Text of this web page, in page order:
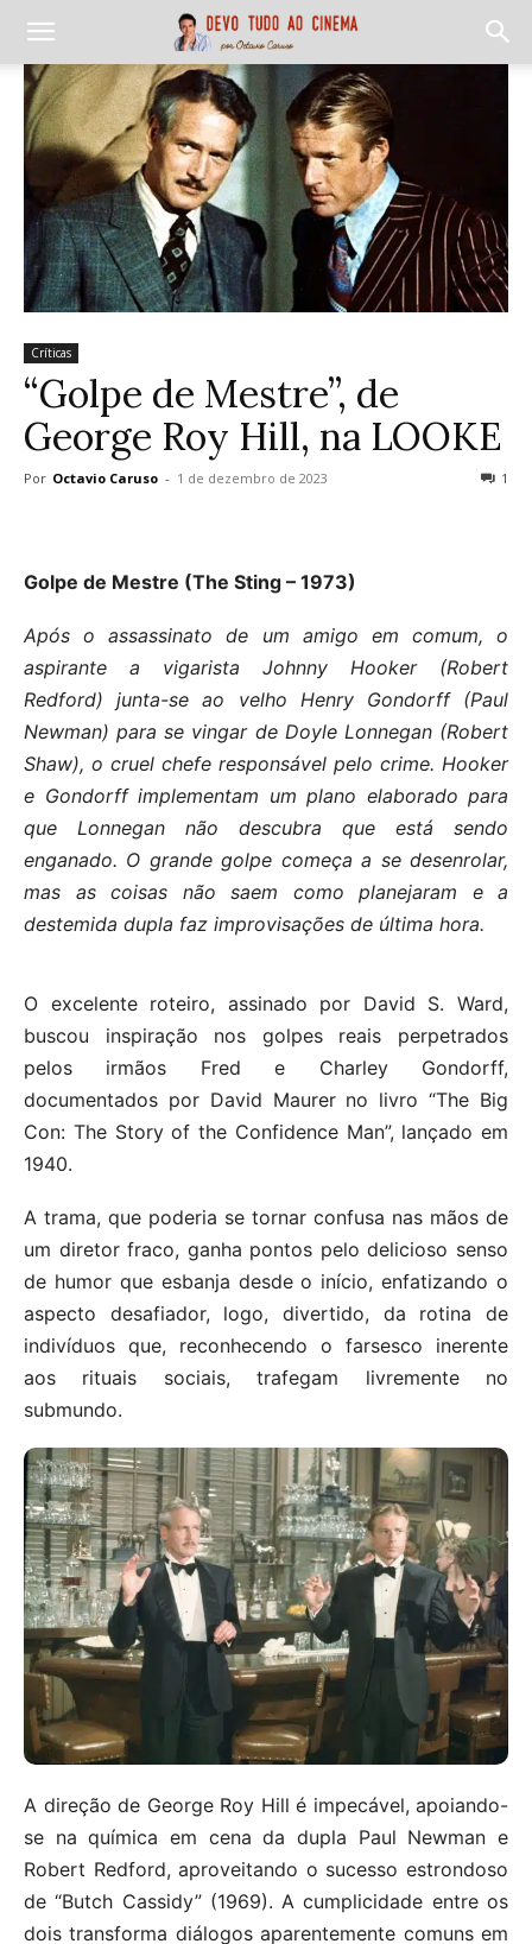
Críticas
“Golpe de Mestre”, de
George Roy Hill, na LOOKE
Por Octavio Caruso - 1 de dezembro de 2023 1
Golpe de Mestre (The Sting – 1973)
Após o assassinato de um amigo em comum, o
aspirante a vigarista Johnny Hooker (Robert
Redford) junta-se ao velho Henry Gondorff (Paul
Newman) para se vingar de Doyle Lonnegan (Robert
Shaw), o cruel chefe responsável pelo crime. Hooker
e Gondorff implementam um plano elaborado para
que Lonnegan não descubra que está sendo
enganado. O grande golpe começa a se desenrolar,
mas as coisas não saem como planejaram e a
destemida dupla faz improvisações de última hora.
O excelente roteiro, assinado por David S. Ward,
buscou inspiração nos golpes reais perpetrados
pelos irmãos Fred e Charley Gondorff,
documentados por David Maurer no livro “The Big
Con: The Story of the Confidence Man”, lançado em
1940.
A trama, que poderia se tornar confusa nas mãos de
um diretor fraco, ganha pontos pelo delicioso senso
de humor que esbanja desde o início, enfatizando o
aspecto desafiador, logo, divertido, da rotina de
indivíduos que, reconhecendo o farsesco inerente
aos rituais sociais, trafegam livremente no
submundo.
A direção de George Roy Hill é impecável, apoiando-
se na química em cena da dupla Paul Newman e
Robert Redford, aproveitando o sucesso estrondoso
de “Butch Cassidy” (1969). A cumplicidade entre os
dois transforma diálogos aparentemente comuns em